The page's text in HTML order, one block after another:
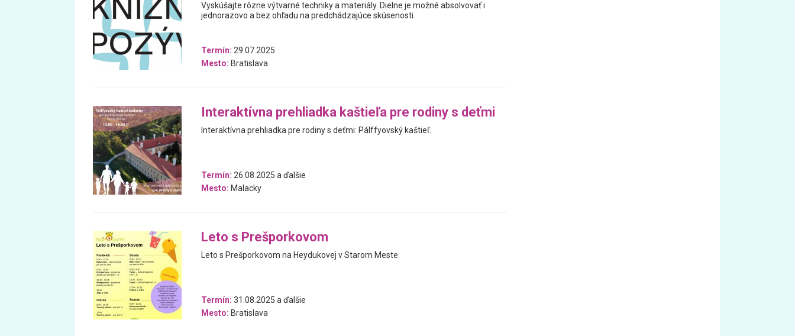
Vyskúšajte rôzne výtvarné techniky a materiály. Dielne je možné absolvovať i
jednorazovo a bez ohľadu na predchádzajúce skúsenosti.
Termín: 29.07.2025
Mesto: Bratislava
Interaktívna prehliadka kaštieľa pre rodiny s deťmi
Interaktívna prehliadka pre rodiny s deťmi: Pálffyovský kaštieľ.
Termín: 26.08.2025 a ďalšie
Mesto: Malacky
Leto s Prešporkovom
Leto s Prešporkovom na Heydukovej v Starom Meste.
Termín: 31.08.2025 a ďalšie
Mesto: Bratislava